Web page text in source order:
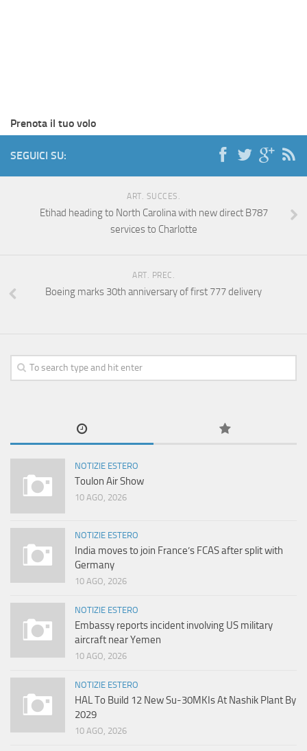
Prenota il tuo volo
SEGUICI SU:
ART. SUCCES.
Etihad heading to North Carolina with new direct B787
services to Charlotte
ART. PREC.
Boeing marks 30th anniversary of first 777 delivery
NOTIZIE ESTERO
Toulon Air Show
10 AGO, 2026
NOTIZIE ESTERO
India moves to join France’s FCAS after split with
Germany
10 AGO, 2026
NOTIZIE ESTERO
Embassy reports incident involving US military
aircraft near Yemen
10 AGO, 2026
NOTIZIE ESTERO
HAL To Build 12 New Su-30MKIs At Nashik Plant By
2029
10 AGO, 2026